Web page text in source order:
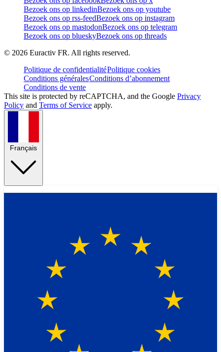
Bezoek ons op linkedinBezoek ons op youtube
Bezoek ons op rss-feedBezoek ons op instagram
Bezoek ons op mastodonBezoek ons op telegram
Bezoek ons op blueskyBezoek ons op threads
© 2026 Euractiv FR. All rights reserved.
Politique de confidentialitéPolitique cookies
Conditions généralesConditions d’abonnement
Conditions de vente
This site is protected by reCAPTCHA, and the Google Privacy
Policy and Terms of Service apply.
Français